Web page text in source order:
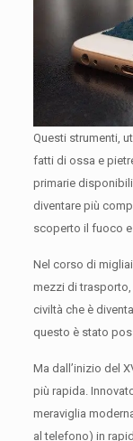
Questi strumenti,
fatti di ossa e
primarie disponibili.
diventare più
scoperto il fuoco e
Nel corso di
mezzi di
civiltà che è
questo è stato
Ma dall’inizio del
più rapida.
meraviglia
al telefono) in